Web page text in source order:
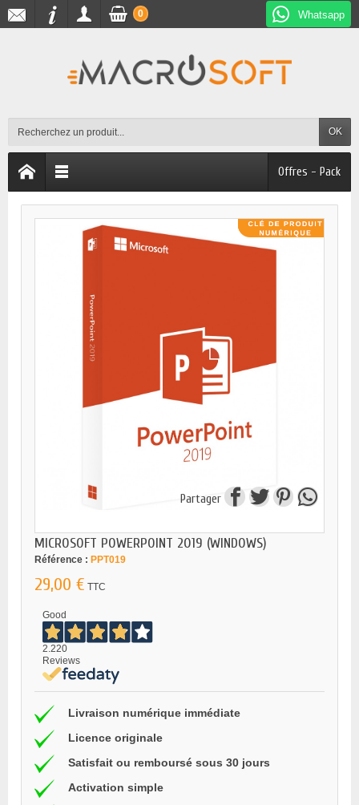
Whatsapp
OK
0
Offres - Pack
Partager
MICROSOFT POWERPOINT 2019 (WINDOWS)
Référence : PPT019
29,00 € TTC
Good
2.220
Reviews
Livraison numérique immédiate
Licence originale
Satisfait ou remboursé sous 30 jours
Activation simple